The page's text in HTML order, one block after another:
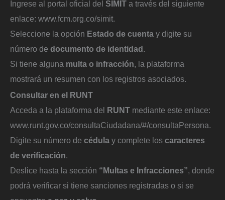
Ingrese al portal oficial del SIMIT a través del siguiente
enlace: www.fcm.org.co/simit.
Seleccione la opción Estado de cuenta y digite su
número de documento de identidad .
Si tiene alguna multa o infracción, la plataforma
mostrará un resumen con los registros asociados.
Consultar en el RUNT
Acceda a la plataforma del RUNT mediante este enlace:
www.runt.gov.co/consultaCiudadana/#/consultaPersona.
Digite su número de cédula y complete los caracteres
de verificación.
Deslice hasta la sección “Multas e Infracciones”, donde
podrá verificar si tiene sanciones registradas o si se